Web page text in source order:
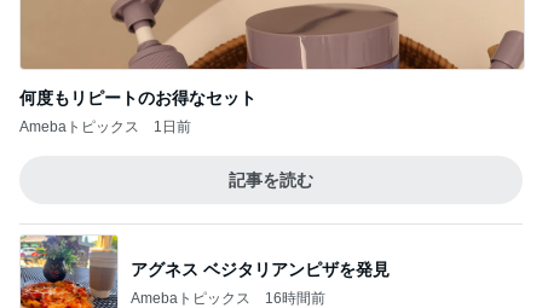
何度もリピートのお得なセット
Amebaトピックス 1日前
記事を読む
アグネス ベジタリアンピザを発見
Amebaトピックス 16時間前